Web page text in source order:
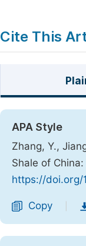
Cite This
APA Style
Zhang, Y.,
Shale of
https://doi.org/
Copy